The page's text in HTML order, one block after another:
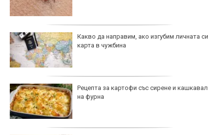
Какво да направим, ако изгубим личната си
карта в чужбина
Рецепта за картофи със сирене и кашкавал
на фурна